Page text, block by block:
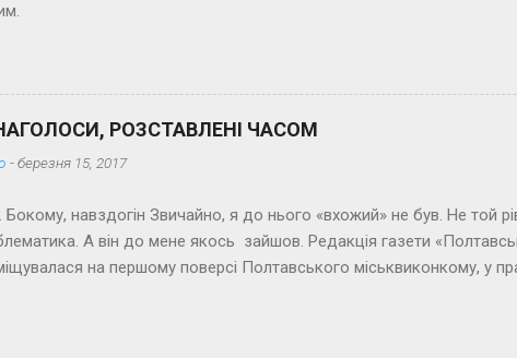
РОЗСТАВЛЕНІ ЧАСОМ
-березня 15, 2017
Бокому, навздогін Звичайно, я до нього «вхожий» не був. Не той
А він до мене якось зайшов. Редакція газети
на першому поверсі Полтавського міськвиконкому, у
Він зайшов у мій кабінет швидко, навально. У пам’яті виринув